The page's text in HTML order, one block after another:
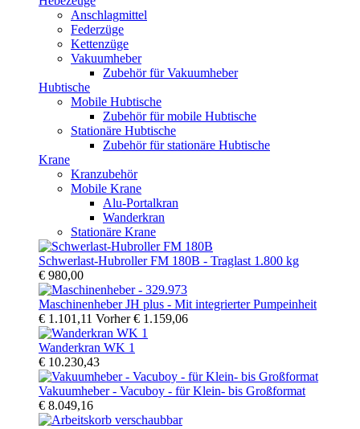
Anschlagmittel
Federzüge
Kettenzüge
Vakuumheber
Zubehör für Vakuumheber
Hubtische
Mobile Hubtische
Zubehör für mobile Hubtische
Stationäre Hubtische
Zubehör für stationäre Hubtische
Krane
Kranzubehör
Mobile Krane
Alu-Portalkran
Wanderkran
Stationäre Krane
Schwerlast-Hubroller FM 180B - Traglast 1.800 kg
€ 980,00
Maschinenheber JH plus - Mit integrierter Pumpeinheit
€ 1.101,11 Vorher€ 1.159,06
Wanderkran WK 1
€ 10.230,43
Vakuumheber - Vacuboy - für Klein- bis Großformat
€ 8.049,16